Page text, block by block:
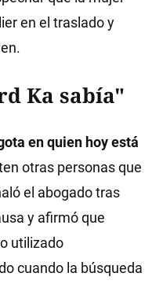
en el traslado y
Ka sabía"
en quien hoy está
otras personas que
el abogado tras
y afirmó que
utilizado
cuando la búsqueda